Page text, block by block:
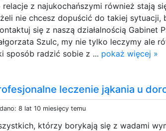
relacje z najukochańszymi również stają
nie chcesz dopuścić do takiej sytuacji,
się z naszą działalnością Gabinet
Szulc, my nie tylko leczymy ale
sposób radzić sobie z ... pokaż więcej »
leczenie jąkania u
8 lat 10 miesięcy temu
którzy borykają się z wadami